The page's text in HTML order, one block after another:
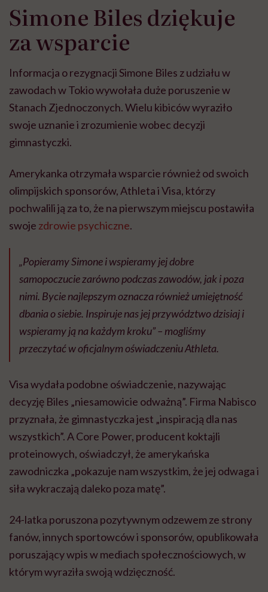
Simone Biles dziękuje
za wsparcie
Informacja o rezygnacji Simone Biles z udziału w
zawodach w Tokio wywołała duże poruszenie w
Stanach Zjednoczonych. Wielu kibiców wyraziło
swoje uznanie i zrozumienie wobec decyzji
gimnastyczki.
Amerykanka otrzymała wsparcie również od swoich
olimpijskich sponsorów, Athleta i Visa, którzy
pochwalili ją za to, że na pierwszym miejscu postawiła
swoje zdrowie psychiczne.
„Popieramy Simone i wspieramy jej dobre
samopoczucie zarówno podczas zawodów, jak i poza
nimi. Bycie najlepszym oznacza również umiejętność
dbania o siebie. Inspiruje nas jej przywództwo dzisiaj i
wspieramy ją na każdym kroku” – mogliśmy
przeczytać w oficjalnym oświadczeniu Athleta.
Visa wydała podobne oświadczenie, nazywając
decyzję Biles „niesamowicie odważną”. Firma Nabisco
przyznała, że gimnastyczka jest „inspiracją dla nas
wszystkich”. A Core Power, producent koktajli
proteinowych, oświadczył, że amerykańska
zawodniczka „pokazuje nam wszystkim, że jej odwaga i
siła wykraczają daleko poza matę”.
24-latka poruszona pozytywnym odzewem ze strony
fanów, innych sportowców i sponsorów, opublikowała
poruszający wpis w mediach społecznościowych, w
którym wyraziła swoją wdzięczność.